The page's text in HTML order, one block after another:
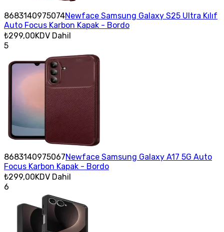
8683140975074Newface Samsung Galaxy S25 Ultra Kılıf
Auto Focus Karbon Kapak - Bordo
₺299,00KDV Dahil
5
8683140975067Newface Samsung Galaxy A17 5G Auto
Focus Karbon Kapak - Bordo
₺299,00KDV Dahil
6